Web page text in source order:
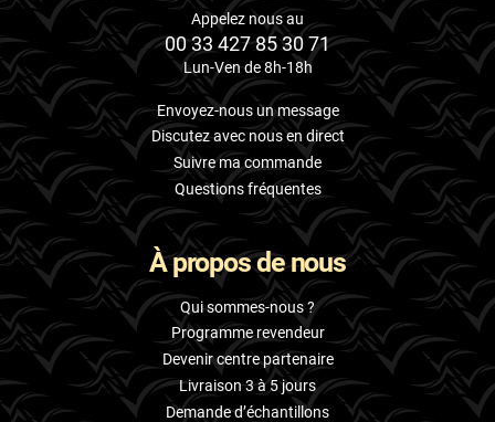
Appelez nous au
00 33 427 85 30 71
Lun-Ven de 8h-18h
Envoyez-nous un message
Discutez avec nous en direct
Suivre ma commande
Questions fréquentes
À propos de nous
Qui sommes-nous ?
Programme revendeur
Devenir centre partenaire
Livraison 3 à 5 jours
Demande d’échantillons